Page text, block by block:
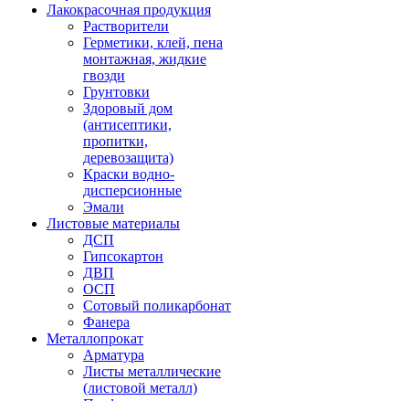
Лакокрасочная продукция
Растворители
Герметики, клей, пена
монтажная, жидкие
гвозди
Грунтовки
Здоровый дом
(антисептики,
пропитки,
деревозащита)
Краски водно-
дисперсионные
Эмали
Листовые материалы
ДСП
Гипсокартон
ДВП
ОСП
Сотовый поликарбонат
Фанера
Металлопрокат
Арматура
Листы металлические
(листовой металл)